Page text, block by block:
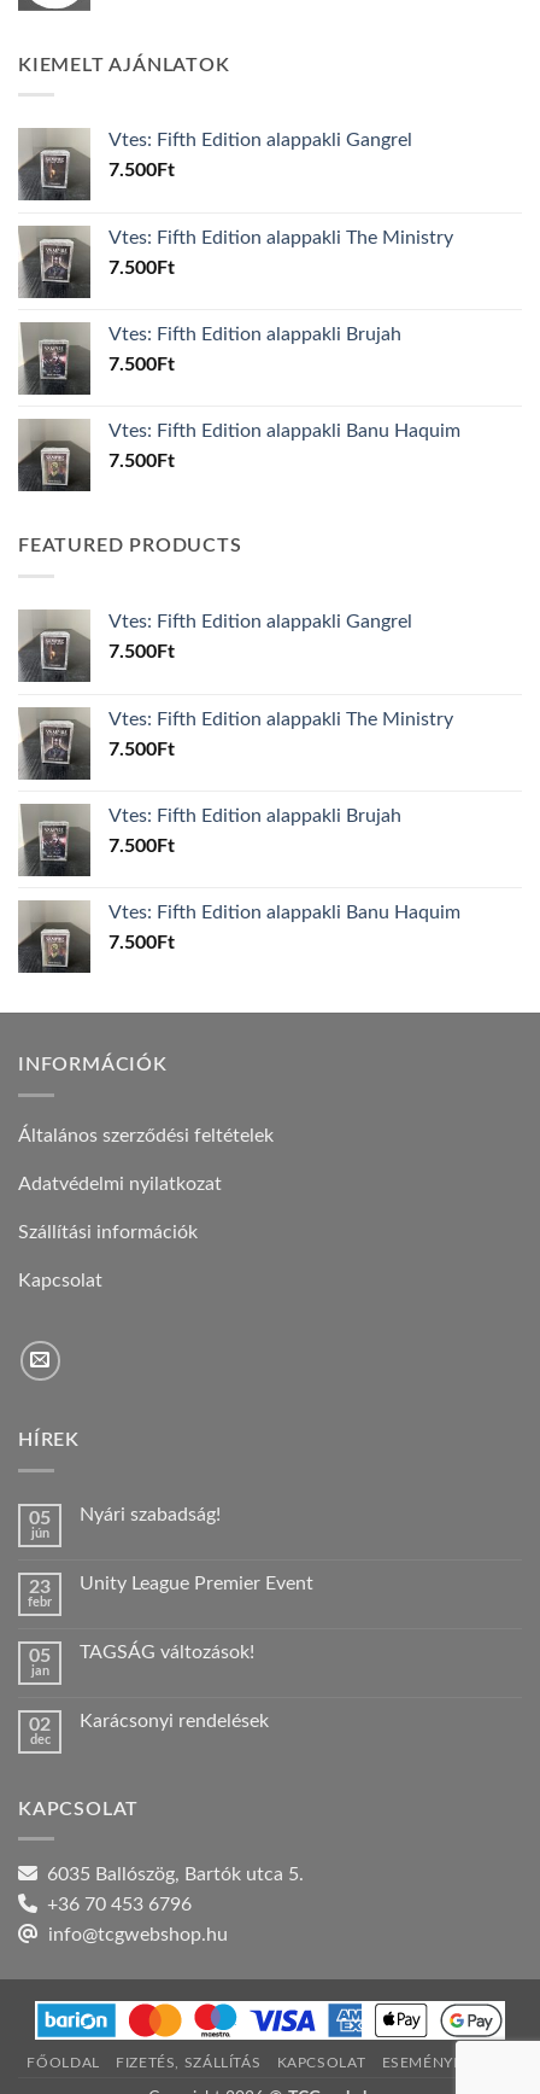
KIEMELT AJÁNLATOK
Vtes: Fifth Edition alappakli Gangrel
7.500Ft
Vtes: Fifth Edition alappakli The Ministry
7.500Ft
Vtes: Fifth Edition alappakli Brujah
7.500Ft
Vtes: Fifth Edition alappakli Banu Haquim
7.500Ft
FEATURED PRODUCTS
Vtes: Fifth Edition alappakli Gangrel
7.500Ft
Vtes: Fifth Edition alappakli The Ministry
7.500Ft
Vtes: Fifth Edition alappakli Brujah
7.500Ft
Vtes: Fifth Edition alappakli Banu Haquim
7.500Ft
INFORMÁCIÓK
Általános szerződési feltételek
Adatvédelmi nyilatkozat
Szállítási információk
Kapcsolat
HÍREK
05
jún
Nyári szabadság!
Nyári
23
febr
Unity League Premier Event
Unity
bejegyzéshez
05
jan
TAGSÁG változások!
TAGSÁG
02
dec
Karácsonyi rendelések
rendelések
KAPCSOLAT
6035 Ballószög, Bartók utca 5.
+36 70 453 6796
info@tcgwebshop.hu
FŐOLDAL FIZETÉS, SZÁLLÍTÁS KAPCSOLAT ESEMÉNYNAPTÁR